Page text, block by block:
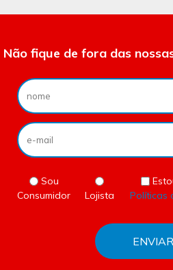
Não fique de fora das
Sou
Consumidor
Lojista
Políticas